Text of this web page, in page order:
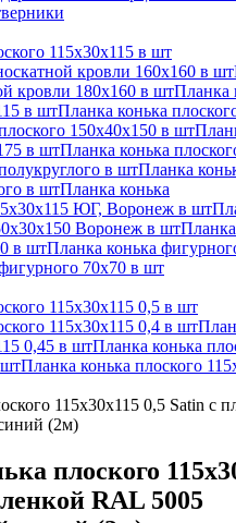
115х30х115 в шт
кровли 160х160 в шт
кровли 180х160 в штПланка
в штПланка конька
150х40х150 в шт
в штПланка конька
в штПланка
в штПланка конька
ЮГ, Воронеж в шт
Воронеж в шт
в штПланка конька
70x70 в шт
115х30х115 0,5 в шт
115х30х115 0,4 в шт
0,45 в штПланка конька
штПланка конька плоского
115х30х115 0,5 Satin с
(2м)
плоского
RAL 5005